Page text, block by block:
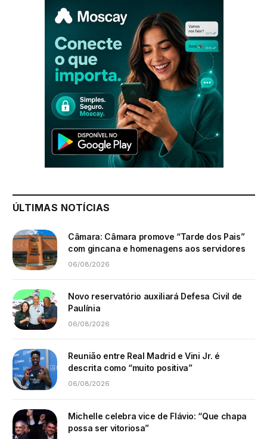
ÚLTIMAS NOTÍCIAS
Câmara: Câmara promove “Tarde dos Pais”
com gincana e homenagens aos servidores
06/08/2026
Novo reservatório auxiliará Defesa Civil de
Paulínia
06/08/2026
Reunião entre Real Madrid e Vini Jr. é
descrita como “muito positiva”
06/08/2026
Michelle celebra vice de Flávio: “Que chapa
possa ser vitoriosa”